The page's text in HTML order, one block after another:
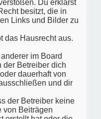
Du erklärst
besitzt, die in
Links und Bilder zu
das Hausrecht aus.
im Board
der Betreiber dich
dauerhaft von
und dir
der Betreiber keine
von Beiträgen